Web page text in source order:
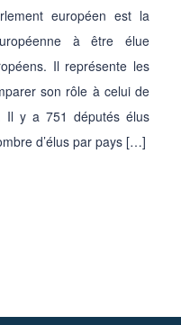
européen est la
à être élue
Il représente les
son rôle à celui de
Il y a 751 députés élus
d’élus par pays […]